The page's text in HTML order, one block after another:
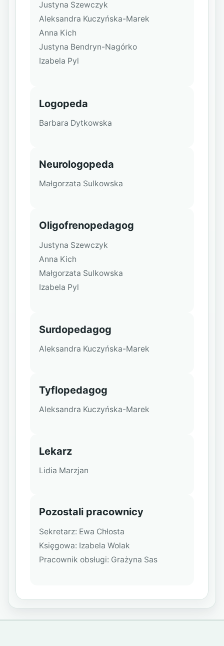
Justyna Szewczyk
Aleksandra Kuczyńska-Marek
Anna Kich
Justyna Bendryn-Nagórko
Izabela Pyl
Logopeda
Barbara Dytkowska
Neurologopeda
Małgorzata Sulkowska
Oligofrenopedagog
Justyna Szewczyk
Anna Kich
Małgorzata Sulkowska
Izabela Pyl
Surdopedagog
Aleksandra Kuczyńska-Marek
Tyflopedagog
Aleksandra Kuczyńska-Marek
Lekarz
Lidia Marzjan
Pozostali pracownicy
Sekretarz: Ewa Chłosta
Księgowa: Izabela Wolak
Pracownik obsługi: Grażyna Sas